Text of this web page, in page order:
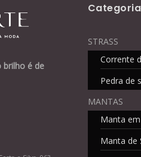
brilho é de
STRASS
Corrente
Pedra de
MANTAS
Manta
Manta de